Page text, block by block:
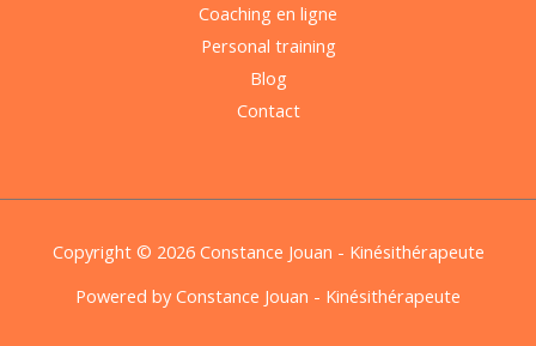
Coaching en ligne
Personal training
Blog
Contact
Copyright © 2026 Constance Jouan - Kinésithérapeute
Powered by Constance Jouan - Kinésithérapeute